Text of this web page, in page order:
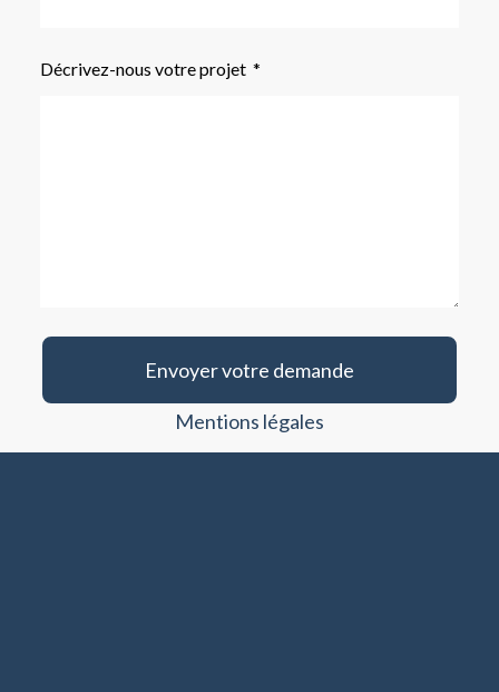
Décrivez-nous votre projet
Envoyer votre demande
Mentions légales